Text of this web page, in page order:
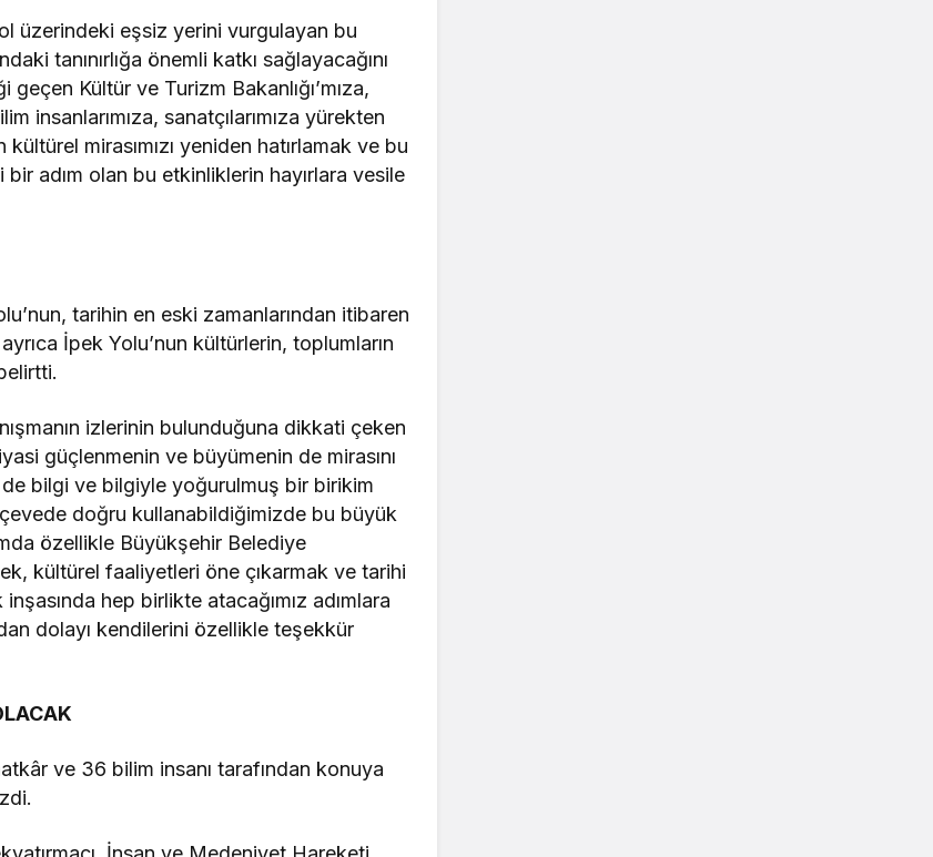
üzerindeki eşsiz yerini vurgulayan bu
tanınırlığa önemli katkı sağlayacağını
Kültür ve Turizm Bakanlığı’mıza,
insanlarımıza, sanatçılarımıza yürekten
mirasımızı yeniden hatırlamak ve bu
adım olan bu etkinliklerin hayırlara vesile
tarihin en eski zamanlarından itibaren
İpek Yolu’nun kültürlerin, toplumların
izlerinin bulunduğuna dikkati çeken
güçlenmenin ve büyümenin de mirasını
de bilgi ve bilgiyle yoğurulmuş bir birikim
doğru kullanabildiğimizde bu büyük
özellikle Büyükşehir Belediye
kültürel faaliyetleri öne çıkarmak ve tarihi
inşasında hep birlikte atacağımız adımlara
dolayı kendilerini özellikle teşekkür
ve 36 bilim insanı tarafından konuya